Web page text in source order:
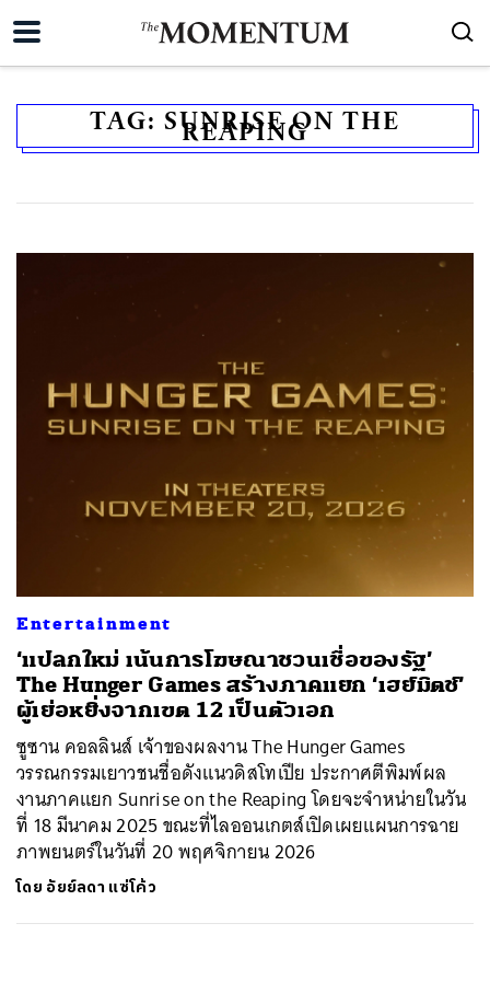
TAG: SUNRISE ON THE
REAPING
Entertainment
‘แปลกใหม่ เน้นการโฆษณาชวนเชื่อของรัฐ’
The Hunger Games สร้างภาคแยก ‘เฮย์มิตช์’
ผู้เย่อหยิ่งจากเขต 12 เป็นตัวเอก
ซูซาน คอลลินส์ เจ้าของผลงาน The Hunger Games
วรรณกรรมเยาวชนชื่อดังแนวดิสโทเปีย ประกาศตีพิมพ์ผล
งานภาคแยก Sunrise on the Reaping โดยจะจำหน่ายในวัน
ที่ 18 มีนาคม 2025 ขณะที่ไลออนเกตส์เปิดเผยแผนการฉาย
ภาพยนตร์ในวันที่ 20 พฤศจิกายน 2026
โดย อัยย์ลดา แซ่โค้ว